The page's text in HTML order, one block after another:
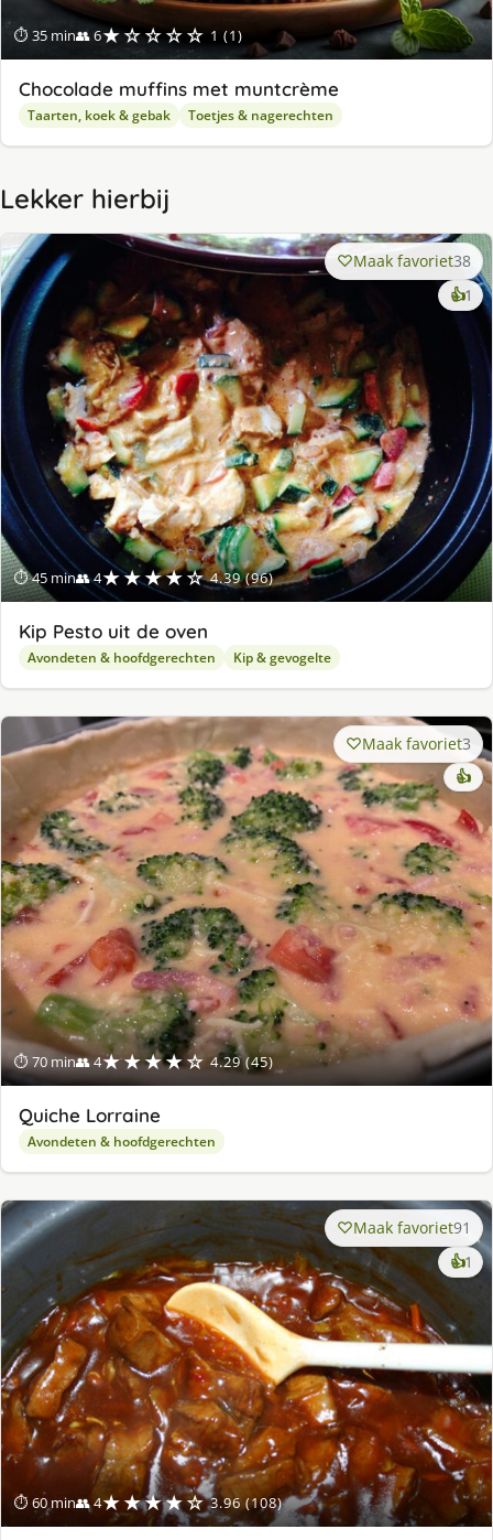
⏱ 35 min👥 6★☆☆☆☆ 1 (1)
Chocolade muffins met muntcrème
Taarten, koek & gebak Toetjes & nagerechten
Lekker hierbij
⏱ 45 min👥 4★★★★☆ 4.39 (96)
Maak favoriet38
👍1
Kip Pesto uit de oven
Avondeten & hoofdgerechten Kip & gevogelte
⏱ 70 min👥 4★★★★☆ 4.29 (45)
Maak favoriet3
👍
Quiche Lorraine
Avondeten & hoofdgerechten
⏱ 60 min👥 4★★★★☆ 3.96 (108)
Maak favoriet91
👍1